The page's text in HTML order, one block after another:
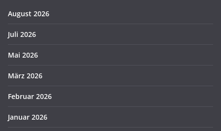
August 2026
Juli 2026
Mai 2026
März 2026
Februar 2026
Januar 2026